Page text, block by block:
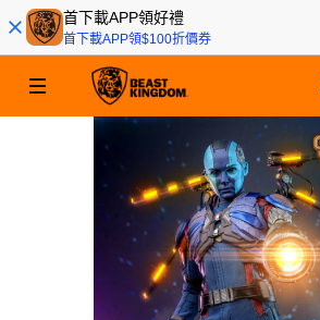
首下載APP領好禮
首下載APP領$100折價券